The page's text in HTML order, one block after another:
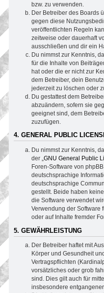
bzw. zu verwenden.
Der Betreiber des Boards
gegen diese
veröffentlichten Regeln
zeitweise oder dauerhaft
ausschließen und dir ein
Du nimmst zur Kenntnis,
für die Inhalte von
hat oder die er nicht zur
dem Betreiber, dein
jederzeit zu löschen oder
Du gestattest dem
abzuändern, sofern sie
geeignet sind, dem
zuzufügen.
4. GENERAL PUBLIC
Du nimmst zur Kenntnis,
der „GNU General Public
Foren-Software von
deutschsprachige
deutschsprachige
gestellt. Beide haben
die Software verwendet
Verwendung der Software
oder auf Inhalte fremder
5. GEWÄHRLEISTUNG
Der Betreiber haftet mit
Körper und Gesundheit
Vertragspflichten
vorsätzliches oder grob
sind. Dies gilt auch für
insbesondere